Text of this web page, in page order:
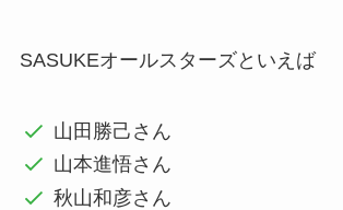
SASUKEオールスターズといえば
山田勝己さん
山本進悟さん
秋山和彦さん